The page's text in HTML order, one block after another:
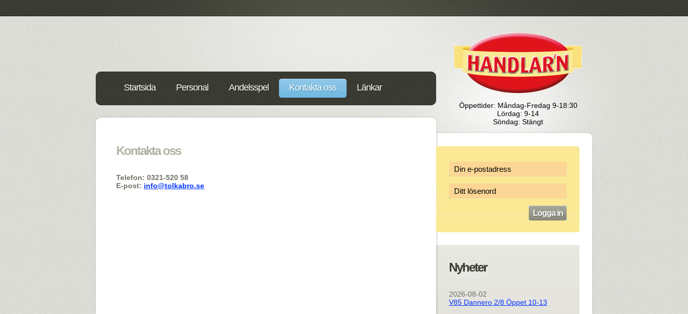
Öppettider: Måndag-Fredag 9-18:30
Lördag: 9-14
Söndag: Stängt
Startsida Personal Andelsspel Kontakta oss Länkar
Kontakta oss
Telefon: 0321-520 58
E-post: info@tolkabro.se
Nyheter
2026-08-02
V85 Dannero 2/8 Öppet 10-13